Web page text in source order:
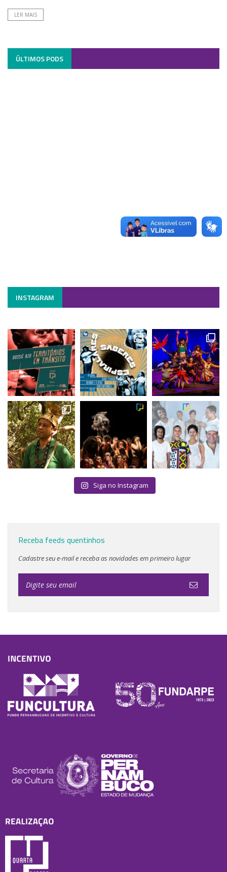
LER MAIS
ÚLTIMOS PODS
INSTAGRAM
Siga no Instagram
Receba feeds quentinhos
Cadastre seu e-mail e receba as novidades em primeiro lugar